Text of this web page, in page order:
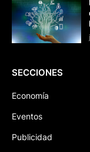
SECCIONES
Economía
Eventos
Publicidad